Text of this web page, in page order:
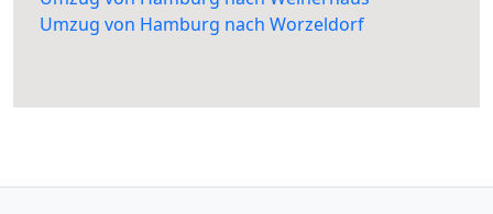
Umzug von Hamburg nach Worzeldorf